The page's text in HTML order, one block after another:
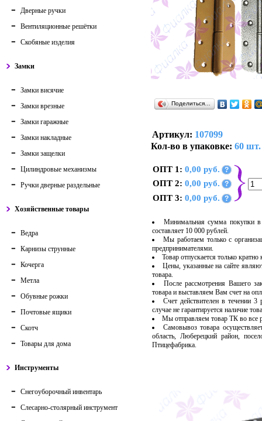
Дверные ручки
Вентиляционные решётки
Скобяные изделия
Замки
Замки висячие
Замки врезные
Замки гаражные
Замки накладные
Замки защелки
Цилиндровые механизмы
Ручки дверные раздельные
Хозяйственные товары
Ведра
Карнизы струнные
Кочерга
Метла
Обувные рожки
Почтовые ящики
Скотч
Товары для дома
Инструменты
Снегоуборочный инвентарь
Слесарно-столярный инструмент
Поделиться…
Артикул: 107099
Кол-во в упаковке: 60 шт.
ОПТ 1: 0,00 руб. ?
ОПТ 2: 0,00 руб. ?
ОПТ 3: 0,00 руб. ?
Минимальная сумма покупки в
составляет 10 000 рублей.
Мы работаем только с
предпринимателями.
Товар отпускается только
Цены, указанные на сайте
товара.
После рассмотрения Вашего
товара и выставляем Вам счет на
Счет действителен в течении
случае не гарантируется наличие
Мы отправляем товар ТК во
Самовывоз товара
область, Люберецкий район,
Птицефабрика.